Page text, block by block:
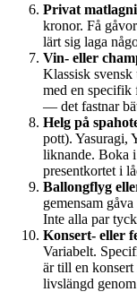
Privat
kronor. Få
lärt sig laga
Vin- eller
Klassisk
med en specifik
— det fastnar
Helg på
pott). Yasuragi,
liknande. Boka
presentkortet i
Ballongflyg
gemensam
Inte alla par
Konsert- eller
Variabelt.
är till en
livslängd